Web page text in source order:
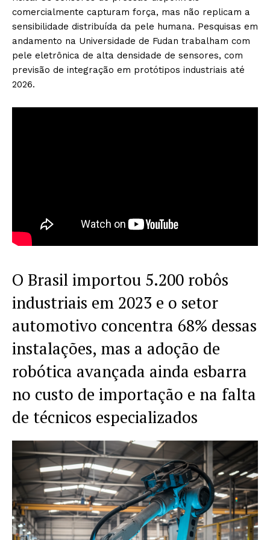
comercialmente capturam força, mas não replicam a
sensibilidade distribuída da pele humana. Pesquisas em
andamento na Universidade de Fudan trabalham com
pele eletrônica de alta densidade de sensores, com
previsão de integração em protótipos industriais até
2026.
O Brasil importou 5.200 robôs
industriais em 2023 e o setor
automotivo concentra 68% dessas
instalações, mas a adoção de
robótica avançada ainda esbarra
no custo de importação e na falta
de técnicos especializados